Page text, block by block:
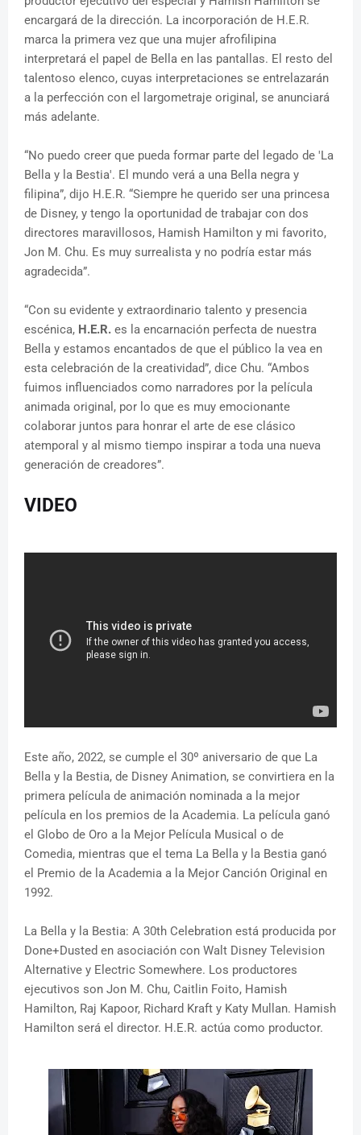
encargará de la dirección. La incorporación de H.E.R.
marca la primera vez que una mujer afrofilipina
interpretará el papel de Bella en las pantallas. El resto del
talentoso elenco, cuyas interpretaciones se entrelazarán
a la perfección con el largometraje original, se anunciará
más adelante.
“No puedo creer que pueda formar parte del legado de 'La
Bella y la Bestia'. El mundo verá a una Bella negra y
filipina”, dijo H.E.R. “Siempre he querido ser una princesa
de Disney, y tengo la oportunidad de trabajar con dos
directores maravillosos, Hamish Hamilton y mi favorito,
Jon M. Chu. Es muy surrealista y no podría estar más
agradecida”.
“Con su evidente y extraordinario talento y presencia
escénica, H.E.R. es la encarnación perfecta de nuestra
Bella y estamos encantados de que el público la vea en
esta celebración de la creatividad”, dice Chu. “Ambos
fuimos influenciados como narradores por la película
animada original, por lo que es muy emocionante
colaborar juntos para honrar el arte de ese clásico
atemporal y al mismo tiempo inspirar a toda una nueva
generación de creadores”.
VIDEO
Este año, 2022, se cumple el 30º aniversario de que La
Bella y la Bestia, de Disney Animation, se convirtiera en la
primera película de animación nominada a la mejor
película en los premios de la Academia. La película ganó
el Globo de Oro a la Mejor Película Musical o de
Comedia, mientras que el tema La Bella y la Bestia ganó
el Premio de la Academia a la Mejor Canción Original en
1992.
La Bella y la Bestia: A 30th Celebration está producida por
Done+Dusted en asociación con Walt Disney Television
Alternative y Electric Somewhere. Los productores
ejecutivos son Jon M. Chu, Caitlin Foito, Hamish
Hamilton, Raj Kapoor, Richard Kraft y Katy Mullan. Hamish
Hamilton será el director. H.E.R. actúa como productor.